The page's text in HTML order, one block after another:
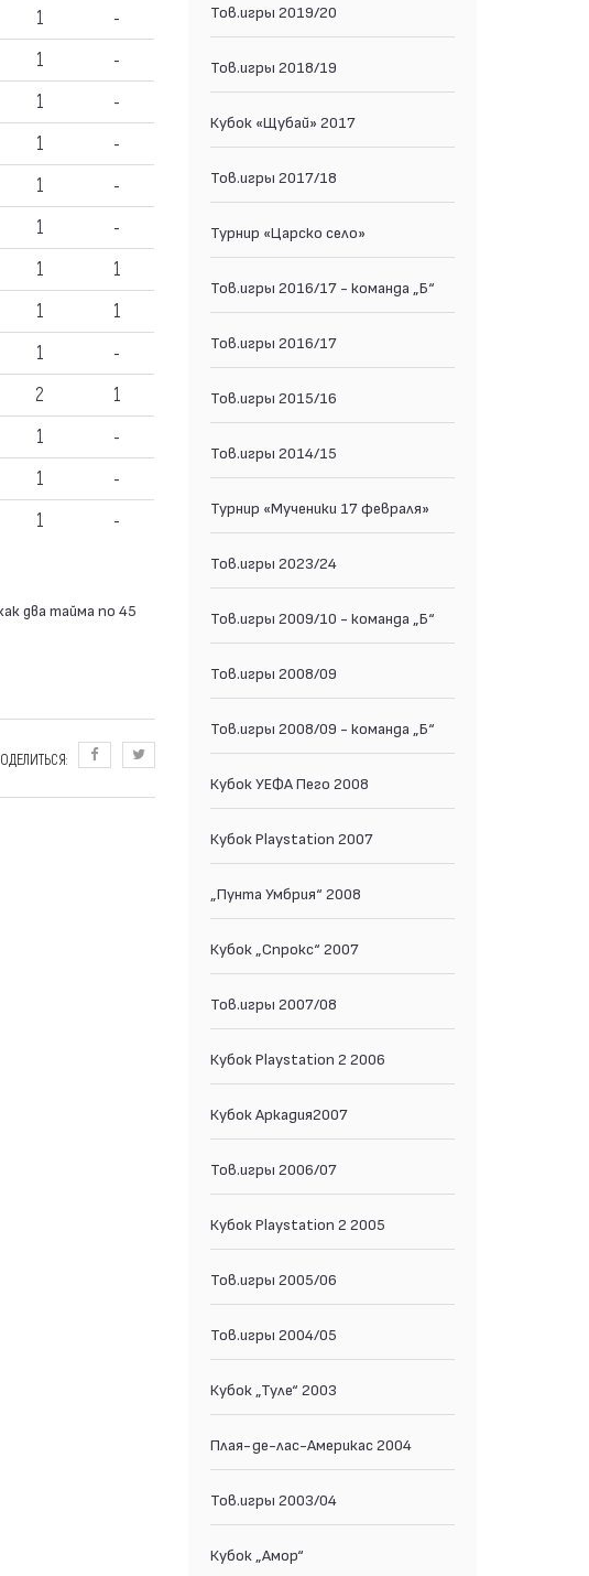
1
-
1
-
1
-
1
-
1
-
1
-
1
1
1
1
1
-
2
1
1
-
1
-
1 -
два тайма по 45
Тов.игры 2019/20
Тов.игры 2018/19
Кубок «Щубай» 2017
Тов.игры 2017/18
Турнир «Царско село»
Тов.игры 2016/17 - команда „Б“
Тов.игры 2016/17
Тов.игры 2015/16
Тов.игры 2014/15
Турнир «Мученики 17 февраля»
Тов.игры 2023/24
Тов.игры 2009/10 - команда „Б“
Тов.игры 2008/09
Тов.игры 2008/09 - команда „Б“
Кубок УЕФА Пего 2008
Кубок Playstation 2007
„Пунта Умбрия“ 2008
Кубок „Спрокс“ 2007
Тов.игры 2007/08
Кубок Playstation 2 2006
Кубок Аркадия2007
Тов.игры 2006/07
Кубок Playstation 2 2005
Тов.игры 2005/06
Тов.игры 2004/05
Кубок „Туле“ 2003
Плая-де-лас-Америкас 2004
Тов.игры 2003/04
Кубок „Амор“